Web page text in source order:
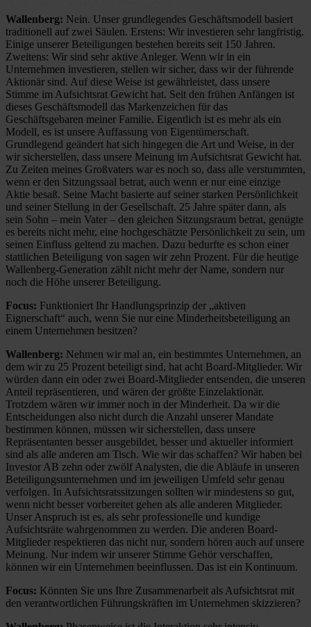
Wallenberg: Nein. Unser grundlegendes Geschäftsmodell basiert
traditionell auf zwei Säulen. Erstens: Wir investieren sehr langfristig.
Einige unserer Beteiligungen bestehen bereits seit 150 Jahren.
Zweitens: Wir sind sehr aktive Anleger. Wenn wir in ein
Unternehmen investieren, stellen wir sicher, dass wir der führende
Aktionär sind. Auf diese Weise ist gewährleistet, dass unsere
Stimme im Aufsichtsrat Gewicht hat. Seit den frühen Anfängen ist
dieses Geschäftsmodell das Markenzeichen für das
Geschäftsgebaren meiner Familie. Eigentlich ist es mehr als ein
Modell, es ist unsere Auffassung von Eigentümerschaft.
Grundlegend geändert hat sich hingegen die Art und Weise, in der
wir sicherstellen, dass unsere Meinung im Aufsichtsrat Gewicht hat.
Zu Zeiten meines Großvaters war es noch so, dass alle verstummten,
wenn er den Sitzungssaal betrat, auch wenn er nur eine einzige
Aktie besaß. Seine Macht basierte auf seiner starken Persönlichkeit
und seiner Stellung in der Gesellschaft. 25 Jahre später dann, als
sein Sohn – mein Vater – den gleichen Sitzungsraum betrat, genügte
es bereits nicht mehr, eine hochgeschätzte Persönlichkeit zu sein, um
seinen Einfluss geltend zu machen. Dazu bedurfte es schon einer
stattlichen Beteiligung von sagen wir zehn Prozent. Für die heutige
Wallenberg-Generation zählt nicht mehr der Name, sondern nur
noch die Höhe unserer Beteiligung.
Focus: Funktioniert Ihr Handlungsprinzip der „aktiven
Eignerschaft“ auch, wenn Sie nur eine Minderheitsbeteiligung an
einem Unternehmen besitzen?
Wallenberg: Nehmen wir mal an, ein bestimmtes Unternehmen, an
dem wir zu 25 Prozent beteiligt sind, hat acht Board-Mitglieder. Wir
würden dann ein oder zwei Board-Mitglieder entsenden, die unseren
Anteil repräsentieren, und wären der größte Einzelaktionär.
Trotzdem wären wir immer noch in der Minderheit. Da wir die
Entscheidungen also nicht durch die Anzahl unserer Mandate
bestimmen können, müssen wir sicherstellen, dass unsere
Repräsentanten besser ausgebildet, besser und aktueller informiert
sind als alle anderen am Tisch. Wie wir das schaffen? Wir haben bei
Investor AB zehn oder zwölf Analysten, die die Abläufe in unseren
Beteiligungsunternehmen und im jeweiligen Umfeld sehr genau
verfolgen. In Aufsichtsratssitzungen sollten wir mindestens so gut,
wenn nicht besser vorbereitet gehen als alle anderen Mitglieder.
Unser Anspruch ist es, als sehr professionelle und kundige
Aufsichtsräte wahrgenommen zu werden. Die anderen Board-
Mitglieder respektieren das nicht nur, sondern hören auch auf unsere
Meinung. Nur indem wir unserer Stimme Gehör verschaffen,
können wir ein Unternehmen beeinflussen. Das ist ein Kontinuum.
Focus: Könnten Sie uns Ihre Zusammenarbeit als Aufsichtsrat mit
den verantwortlichen Führungskräften im Unternehmen skizzieren?